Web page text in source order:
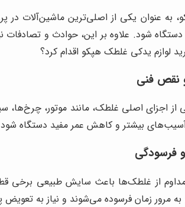
به عنوان یکی از اصلی‌ترین ماشین‌آلات در
شود. علاوه بر این، حوادث و تصادفات
لوازم یدکی غلطک هپکو اقدام کرد؟
نقص فنی
از اجزای اصلی غلطک، مانند موتور،
بیشتر و کاهش عمر مفید دستگاه
فرسودگی
مداوم از غلطک‌ها باعث سایش طبیعی برخی
به مرور زمان فرسوده می‌شوند و نیاز به تعویض